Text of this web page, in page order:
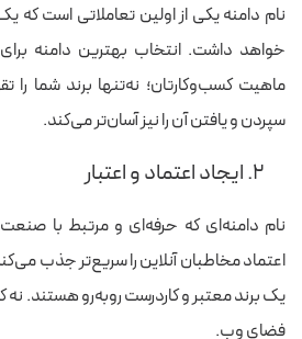
نام دامنه یکی از اولین تعاملاتی است که
خواهد داشت. انتخاب بهترین دامنه
ماهیت کسب‌وکارتان؛ نه‌تنها برند شما را
سپردن و یافتن آن را نیز آسان‌تر می‌کند.
۲. ایجاد اعتماد و اعتبار
نام دامنه‌ای که حرفه‌ای و مرتبط با
اعتماد مخاطبان آنلاین را سریع‌تر جذب
یک برند معتبر و کاردرست روبه‌رو هستند.
فضای وب.